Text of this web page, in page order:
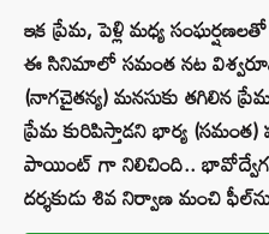
ఇక ప్రేమ, పెళ్లి మధ్య
ఈ సినిమాలో సమంత నట
(నాగచైతన్య) మనసుకు
ప్రేమ కురిపిస్తాడని భార్య
పాయింట్ గా నిలిచింది.. భావోద్వేగ
దర్శకుడు శివ నిర్వాణ మంచి